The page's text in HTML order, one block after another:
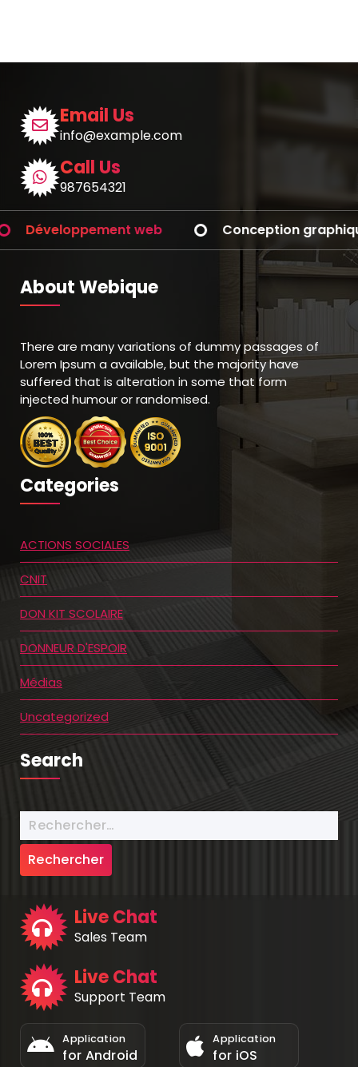
Email Us
info@example.com
Call Us
987654321
web Conception graphique
About Webique
There are many variations of dummy passages of
Lorem Ipsum a available, but the majority have
suffered that is alteration in some that form
injected humour or randomised.
Categories
ACTIONS SOCIALES
CNIT
DON KIT SCOLAIRE
DONNEUR D'ESPOIR
Médias
Uncategorized
Search
Live Chat
Sales Team
Application
for Android
Application
for iOS
Live Chat
Support Team